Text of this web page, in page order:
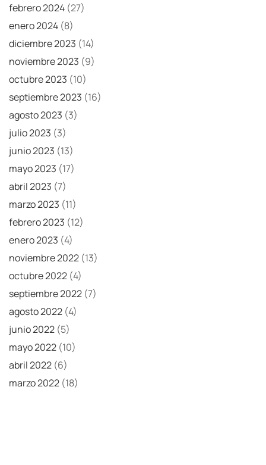
febrero 2024 (27)
enero 2024 (8)
diciembre 2023 (14)
noviembre 2023 (9)
octubre 2023 (10)
septiembre 2023 (16)
agosto 2023 (3)
julio 2023 (3)
junio 2023 (13)
mayo 2023 (17)
abril 2023 (7)
marzo 2023 (11)
febrero 2023 (12)
enero 2023 (4)
noviembre 2022 (13)
octubre 2022 (4)
septiembre 2022 (7)
agosto 2022 (4)
junio 2022 (5)
mayo 2022 (10)
abril 2022 (6)
marzo 2022 (18)